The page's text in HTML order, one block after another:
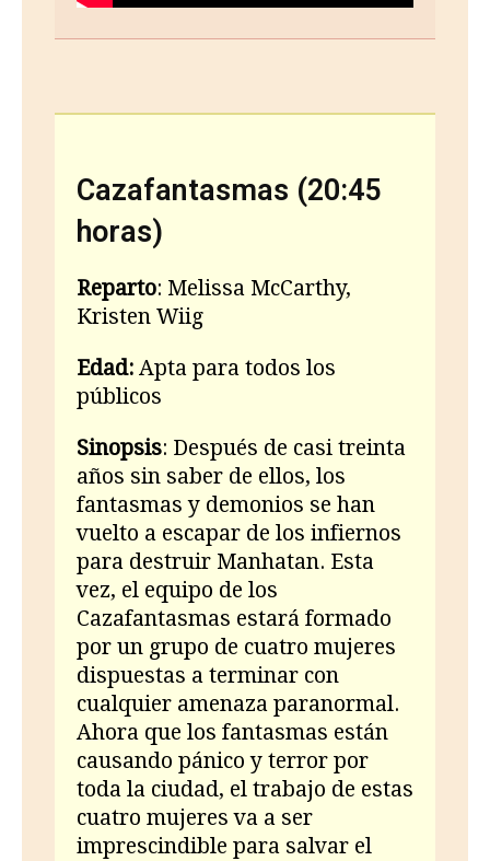
Cazafantasmas (20:45
horas)
Reparto: Melissa McCarthy,
Kristen Wiig
Edad: Apta para todos los
públicos
Sinopsis: Después de casi treinta
años sin saber de ellos, los
fantasmas y demonios se han
vuelto a escapar de los infiernos
para destruir Manhatan. Esta
vez, el equipo de los
Cazafantasmas estará formado
por un grupo de cuatro mujeres
dispuestas a terminar con
cualquier amenaza paranormal.
Ahora que los fantasmas están
causando pánico y terror por
toda la ciudad, el trabajo de estas
cuatro mujeres va a ser
imprescindible para salvar el